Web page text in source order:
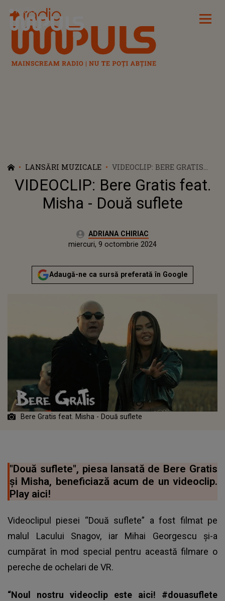
Radio Impuls
LANSĂRI MUZICALE
VIDEOCLIP: BERE GRATIS
FEAT. MISHA - DOUĂ
SUFLETE
VIDEOCLIP: Bere Gratis feat.
Misha - Două suflete
Autor:ADRIANA CHIRIAC
miercuri, 9 octombrie 2024
Actualizat:
miercuri, 9 octombrie 2024
Adaugă-ne ca sursă preferată în Google
Bere Gratis feat. Misha - Două suflete
"Două suflete", piesa lansată de Bere Gratis
şi Misha, beneficiază acum de un videoclip.
Play aici!
Videoclipul piesei “Două suflete” a fost filmat pe
malul Lacului Snagov, iar Mihai Georgescu şi-a
cumpărat în mod special pentru această filmare o
pereche de ochelari de VR.
“Noul nostru videoclip este aici! #douasuflete